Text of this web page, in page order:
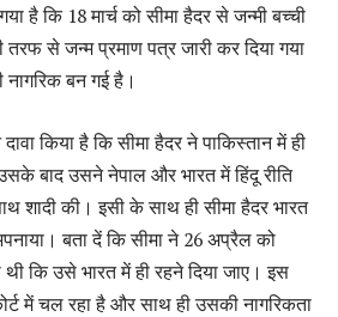
है कि 18 मार्च को सीमा हैदर से जन्मी बच्ची
से जन्म प्रमाण पत्र जारी कर दिया गया
बन गई है।
किया है कि सीमा हैदर ने पाकिस्तान में ही
बाद उसने नेपाल और भारत में हिंदू रीति
शादी की। इसी के साथ ही सीमा हैदर भारत
बता दें कि सीमा ने 26 अप्रैल को
कि उसे भारत में ही रहने दिया जाए। इस
में चल रहा है और साथ ही उसकी नागरिकता